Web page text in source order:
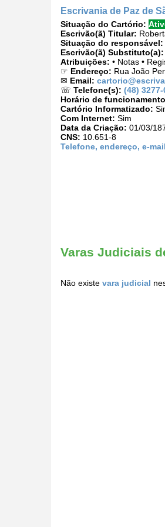
Escrivania de Paz de
Situação do Cartório:
Escrivão(ã) Titular:
Situação do responsável:
Escrivão(ã) Substituto(a):
Atribuições: • Notas •
☞ Endereço: Rua João
✉ Email:
☏ Telefone(s): (48) 3277-
Horário de
Cartório Informatizado:
Com Internet: Sim
Data da Criação: 01/03/
CNS: 10.651-8
Telefone, endereço, e-
Varas Judiciais
Não existe vara judicial